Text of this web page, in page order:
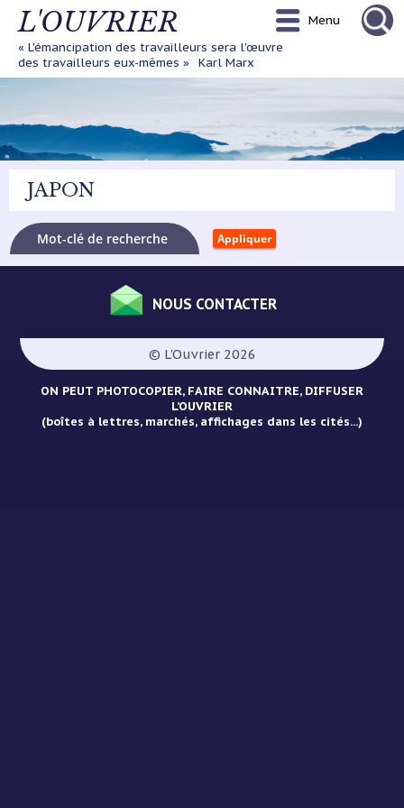
Aller
principal
L'OUVRIER
« L'émancipation des travailleurs sera l'œuvre
des travailleurs eux-mêmes »
Karl Marx
Menu
JAPON
Pied
de
page
NOUS CONTACTER
© L'Ouvrier 2026
ON PEUT PHOTOCOPIER, FAIRE CONNAITRE, DIFFUSER
L’OUVRIER
(boîtes à lettres, marchés, affichages dans les cités...)